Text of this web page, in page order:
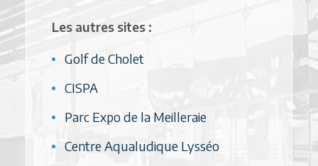
Les autres sites :
Golf de Cholet
CISPA
Parc Expo de la Meilleraie
Centre Aqualudique Lysséo